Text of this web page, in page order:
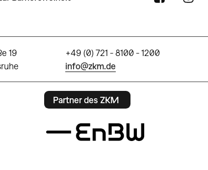
19
+49 (0) 721 - 8100 - 1200
info@zkm.de
Partner des ZKM